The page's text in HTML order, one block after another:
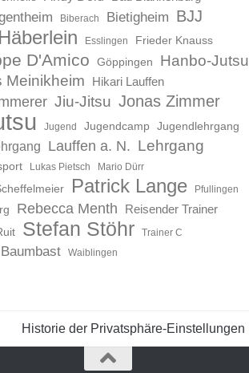
Biberach Bietigheim BJJ
Esslingen Frieder Knauss
D'Amico Göppingen
Hanbo-Jutsu
Meinikheim
Hikari Lauffen
Jiu-Jitsu Jonas Zimmer
Jugend Jugendcamp Jugendlehrgang
Lauffen a. N. Lehrgang
Lukas Pietsch Mario Dürr
Patrick Lange Pfullingen
Rebecca Menth Reisender Trainer
Stefan Stöhr Trainer C
Waiblingen
Historie der Privatsphäre-Einstellungen